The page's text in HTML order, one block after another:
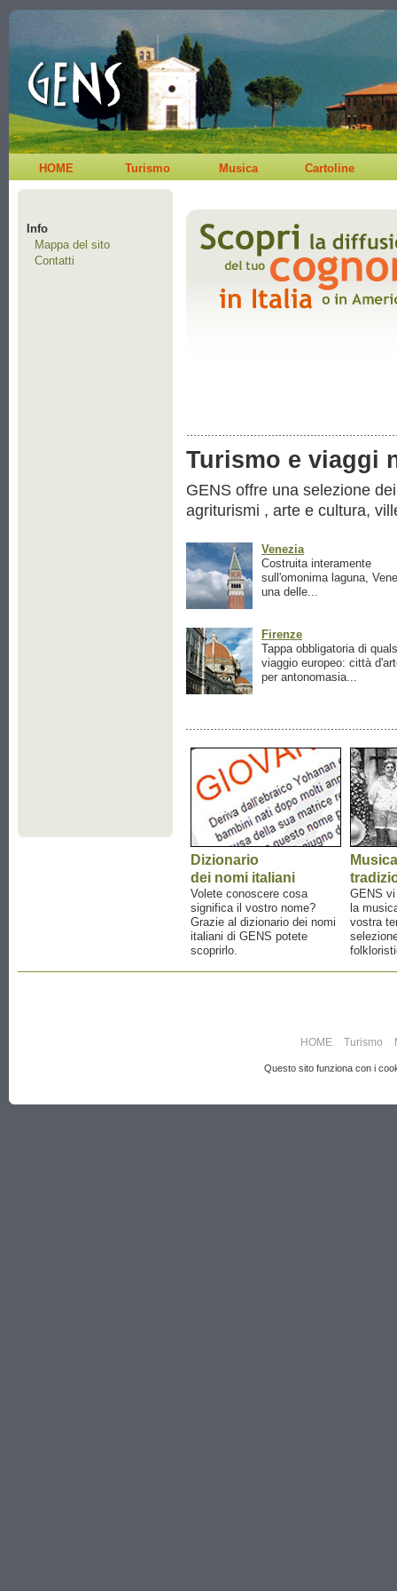
HOME Turismo Musica Cartoline
Info
Mappa del sito
Contatti
Turismo e viaggi
GENS offre una selezione
agriturismi , arte e cultura,
Venezia
Costruita interamente
sull'omonima laguna,
una delle...
Firenze
Tappa obbligatoria di
viaggio europeo: città
per antonomasia...
Dizionario
dei nomi italiani
Volete conoscere cosa
significa il vostro nome?
Grazie al dizionario dei nomi
italiani di GENS potete
scoprirlo.
Musica
GENS
la
vostra
HOME Turismo
Questo sito funziona con i